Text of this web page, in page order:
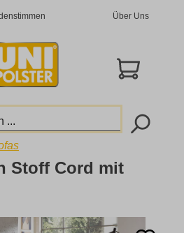
Über Uns
Stoff Cord mit